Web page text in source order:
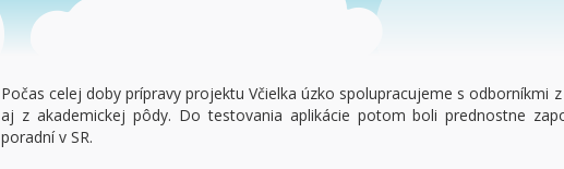
Počas celej doby prípravy projektu Včielka úzko spolupracujeme s odborníkmi
aj z akademickej pôdy. Do testovania aplikácie potom boli prednostne
poradní v SR.